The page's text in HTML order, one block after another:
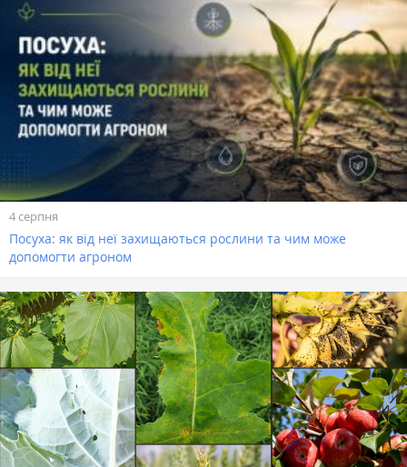
4 серпня
Посуха: як від неї захищаються рослини та чим може
допомогти агроном